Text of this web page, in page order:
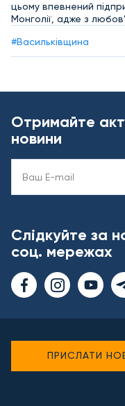
цьому впевнений
Монголії, адже з
#Васильківщина
Отримайте
новини
Слідкуйте за
соц. мережах
ПРИСЛАТИ